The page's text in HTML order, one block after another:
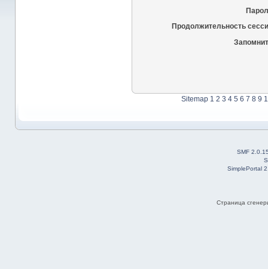
Продолжительность
Sitemap 1 2 3 4 5 6 7 8 9
SMF
SimplePortal
Страница